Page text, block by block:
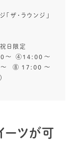
ザ・ラウンジ」
日限定
～ ④14:00～
⑧17:00～
ーツが可